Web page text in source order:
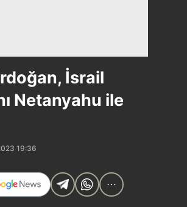
İsrail
Netanyahu ile
19:36